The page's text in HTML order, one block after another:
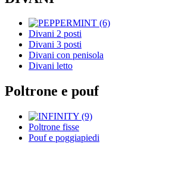
Divani 2 posti
Divani 3 posti
Divani con penisola
Divani letto
Poltrone e pouf
Poltrone fisse
Pouf e poggiapiedi